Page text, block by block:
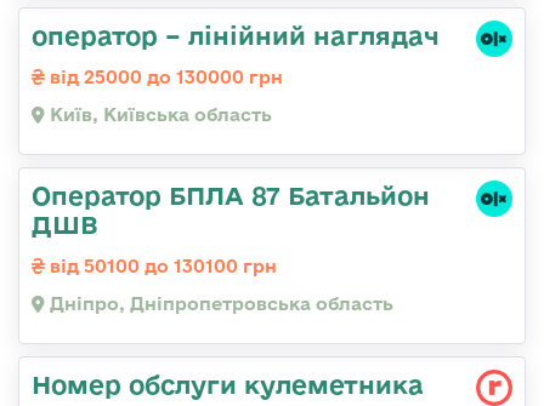
оператор – лінійний наглядач
від 25000 до 130000 грн
Київ, Київська область
Оператор БПЛА 87 Батальйон
ДШВ
від 50100 до 130100 грн
Дніпро, Дніпропетровська область
Номер обслуги кулеметника